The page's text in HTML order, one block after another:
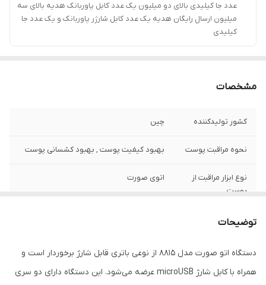
عدد جا کیلیدی بالای دو میلیون یک عدد کابل پاوربانک هدیه بالای سه
میلیون ارسال رایگان هدیه یک عدد کابل شارژر پاوربانک و یک عدد جا
کیلیدی
مشخصات
کشور تولید‌کننده چین
نحوه مراقبت پوست بهبود کیفیت پوست , بهبود کشسانی پوست
نوع ابزار مراقبت از
پوست
اتوی صورت
اقلام همراه
منبع انرژی باتری قابل شارژ
توضیحات
دستگاه اتو صورت مدل 8815 از نوعی باتری قابل شارژ برخوردار است و
همراه با کابل شارژ microUSB عرضه می‌شود. این دستگاه دارای دو سری